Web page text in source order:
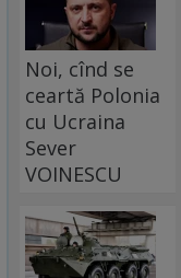
Noi, cînd se
ceartă Polonia
cu Ucraina
Sever
VOINESCU